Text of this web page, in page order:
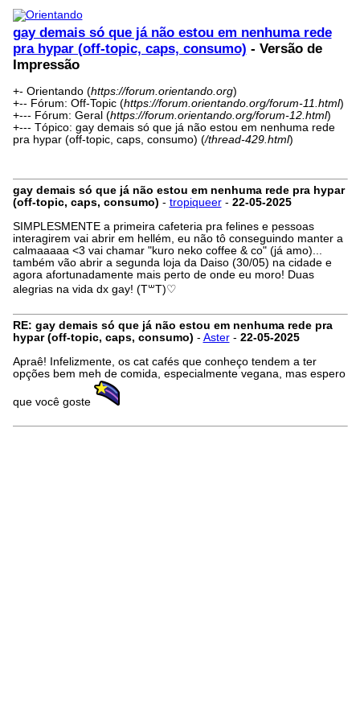
gay demais só que já não estou em nenhuma rede
pra hypar (off-topic, caps, consumo) - Versão de
Impressão
+- Orientando (https://forum.orientando.org)
+-- Fórum: Off-Topic (https://forum.orientando.org/forum-11.html)
+--- Fórum: Geral (https://forum.orientando.org/forum-12.html)
+--- Tópico: gay demais só que já não estou em nenhuma rede
pra hypar (off-topic, caps, consumo) (/thread-429.html)
gay demais só que já não estou em nenhuma rede pra hypar
(off-topic, caps, consumo) - tropiqueer- 22-05-2025
SIMPLESMENTE a primeira cafeteria pra felines e pessoas
interagirem vai abrir em hellém, eu não tô conseguindo manter a
calmaaaaa <3 vai chamar "kuro neko coffee & co" (já amo)...
também vão abrir a segunda loja da Daiso (30/05) na cidade e
agora afortunadamente mais perto de onde eu moro! Duas
alegrias na vida dx gay! (T꒳T)♡
RE: gay demais só que já não estou em nenhuma rede pra
hypar (off-topic, caps, consumo) - Aster- 22-05-2025
Apraê! Infelizmente, os cat cafés que conheço tendem a ter
opções bem meh de comida, especialmente vegana, mas espero
que você goste